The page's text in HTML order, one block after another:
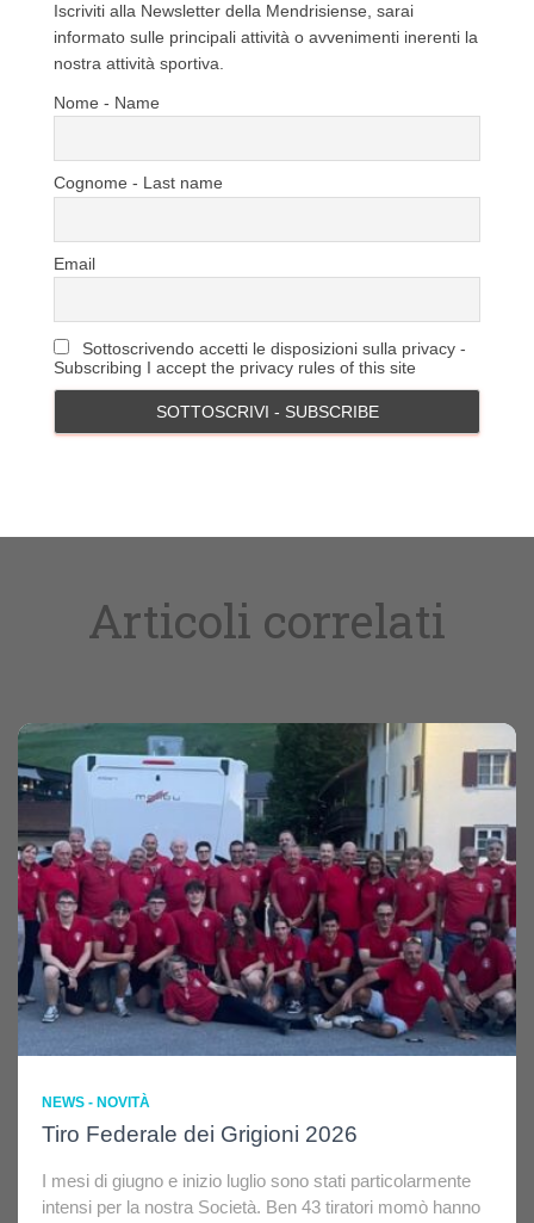
Iscriviti alla Newsletter della Mendrisiense, sarai
informato sulle principali attività o avvenimenti inerenti la
nostra attività sportiva.
Nome - Name
Cognome - Last name
Email
Sottoscrivendo accetti le disposizioni sulla privacy -
Subscribing I accept the privacy rules of this site
Articoli correlati
NEWS - NOVITÀ
Tiro Federale dei Grigioni 2026
I mesi di giugno e inizio luglio sono stati particolarmente
intensi per la nostra Società. Ben 43 tiratori momò hanno